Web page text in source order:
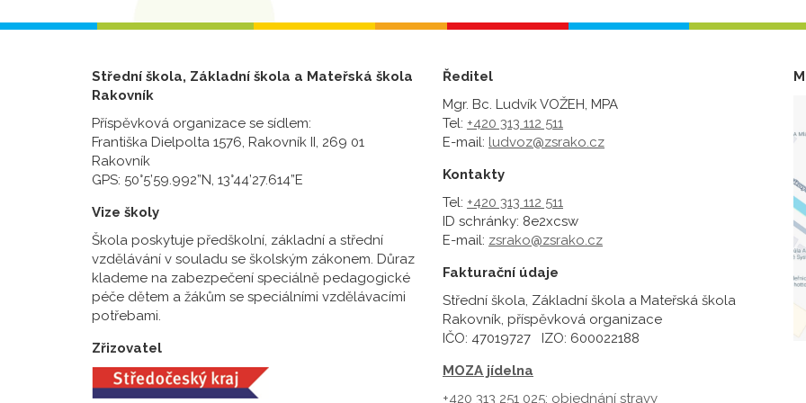
Střední škola, Základní škola a Mateřská škola
Rakovník
Příspěvková organizace se sídlem:
Františka Dielpolta 1576, Rakovník II, 269 01
Rakovník
GPS: 50°5’59.992”N, 13°44’27.614”E
Vize školy
Škola poskytuje předškolní, základní a střední
vzdělávání v souladu se školským zákonem. Důraz
klademe na zabezpečení speciálně pedagogické
péče dětem a žákům se speciálními vzdělávacími
potřebami.
Zřizovatel
Ředitel
Mgr. Bc. Ludvík VOŽEH, MPA
Tel: +420 313 112 511
E-mail: ludvoz@zsrako.cz
Kontakty
Tel: +420 313 112 511
ID schránky: 8e2xcsw
E-mail: zsrako@zsrako.cz
Fakturační údaje
Střední škola, Základní škola a Mateřská škola
Rakovník, příspěvková organizace
IČO: 47019727 IZO: 600022188
MOZA jídelna
+420 313 251 025; objednání stravy